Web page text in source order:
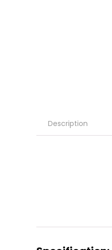
Description